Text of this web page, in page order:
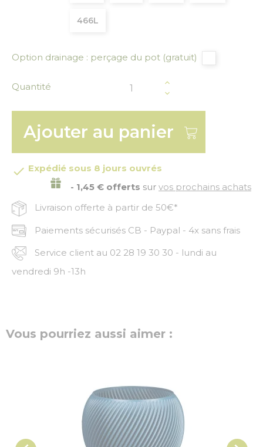
466L
Option drainage : perçage du pot (gratuit)
Quantité
Ajouter au panier
 Expédié sous 8 jours ouvrés
- 1,45 € offerts sur vos prochains achats
Livraison offerte à partir de 50€*
Paiements sécurisés CB - Paypal - 4x sans frais
Service client au 02 28 19 30 30 - lundi au
vendredi 9h -13h
Vous pourriez aussi aimer :